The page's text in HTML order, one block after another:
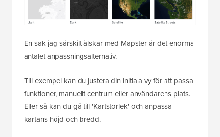
En sak jag särskilt älskar med Mapster är det enorma
antalet anpassningsalternativ.
Till exempel kan du justera din initiala vy för att passa
funktioner, manuellt centrum eller användarens plats.
Eller så kan du gå till 'Kartstorlek' och anpassa
kartans höjd och bredd.